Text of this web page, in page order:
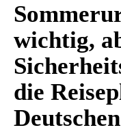
wichtig,
die
Deutschen